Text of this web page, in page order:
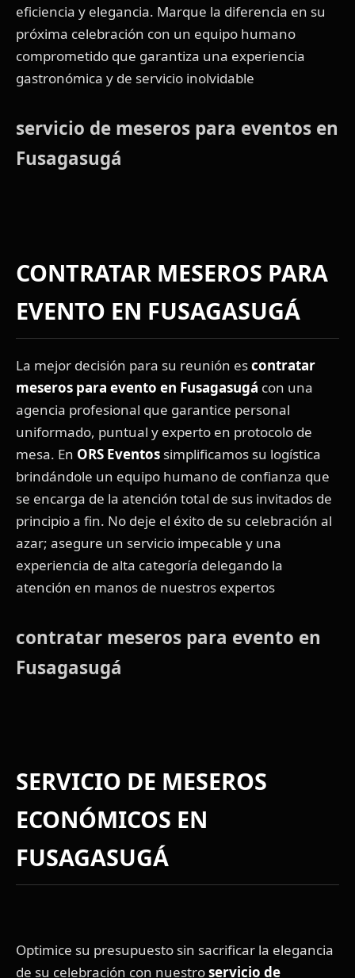
eficiencia y elegancia. Marque la diferencia en su
próxima celebración con un equipo humano
comprometido que garantiza una experiencia
gastronómica y de servicio inolvidable
servicio de meseros para eventos en
Fusagasugá
CONTRATAR MESEROS PARA
EVENTO EN FUSAGASUGÁ
La mejor decisión para su reunión escontratar
meseros para evento en Fusagasugá con una
agencia profesional que garantice personal
uniformado, puntual y experto en protocolo de
mesa. En ORS Eventos simplificamos su logística
brindándole un equipo humano de confianza que
se encarga de la atención total de sus invitados de
principio a fin. No deje el éxito de su celebración al
azar; asegure un servicio impecable y una
experiencia de alta categoría delegando la
atención en manos de nuestros expertos
contratar meseros para evento en
Fusagasugá
SERVICIO DE MESEROS
ECONÓMICOS EN
FUSAGASUGÁ
Optimice su presupuesto sin sacrificar la elegancia
de su celebración con nuestroservicio de